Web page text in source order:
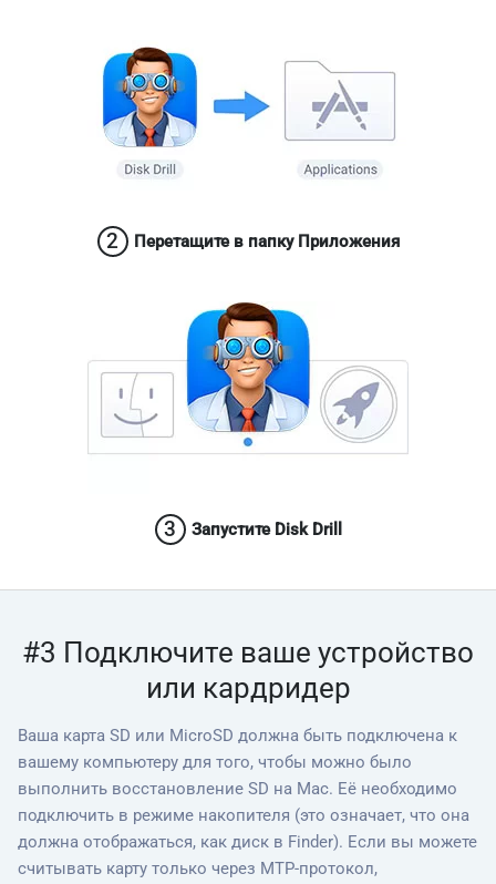
2 Перетащите в папку Приложения
3 Запустите Disk Drill
#3 Подключите ваше устройство
или кардридер
Ваша карта SD или MicroSD должна быть подключена к
вашему компьютеру для того, чтобы можно было
выполнить восстановление SD на Mac. Её необходимо
подключить в режиме накопителя (это означает, что она
должна отображаться, как диск в Finder). Если вы можете
считывать карту только через MTP-протокол,